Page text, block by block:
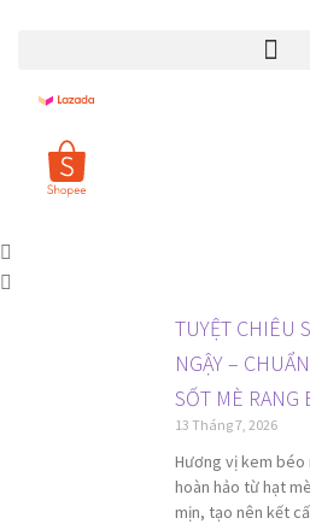
TUYỆT CHIÊU
NGẬY –
SỐT MÈ RANG
13 Tháng 7, 2026
Hương vị kem
hoàn hảo từ hạt
mịn, tạo nên kết